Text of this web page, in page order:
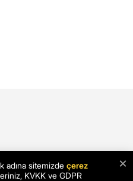
×
adına sitemizde çerez
KVKK ve GDPR